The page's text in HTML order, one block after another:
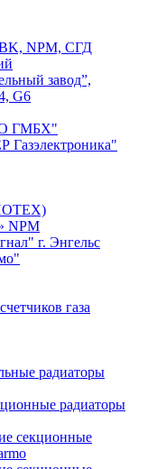
BK, NPM, СГД
завод”,
G6
ГМБХ"
NPM
г. Энгельс
газа
радиаторы
радиаторы
секционные